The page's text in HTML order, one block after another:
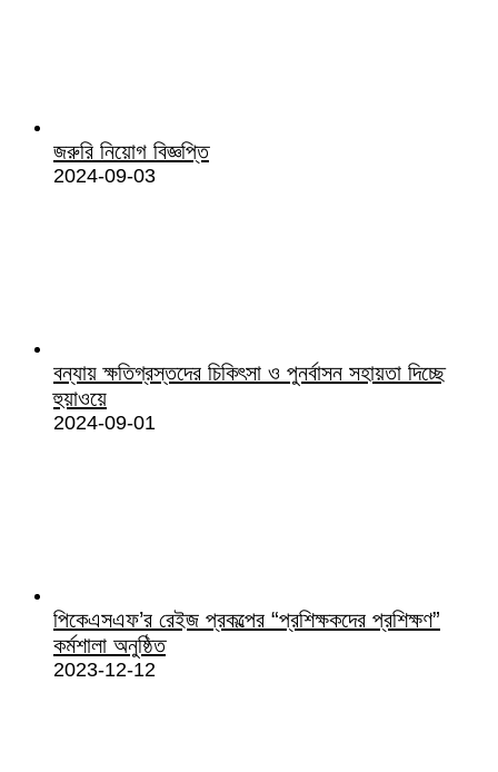
জরুরি নিয়োগ বিজ্ঞপ্তি
2024-09-03
বন্যায় ক্ষতিগ্রস্তদের চিকিৎসা ও পুনর্বাসন সহায়তা দিচ্ছে
হুয়াওয়ে
2024-09-01
পিকেএসএফ’র রেইজ প্রকল্পের “প্রশিক্ষকদের প্রশিক্ষণ”
কর্মশালা অনুষ্ঠিত
2023-12-12